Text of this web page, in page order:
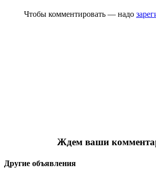
Чтобы комментировать — надо
Ждем ваши
Другие объявления